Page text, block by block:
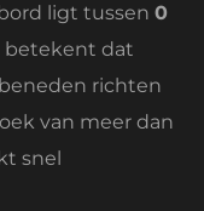
ligt tussen 0
betekent dat
richten
van meer dan
snel